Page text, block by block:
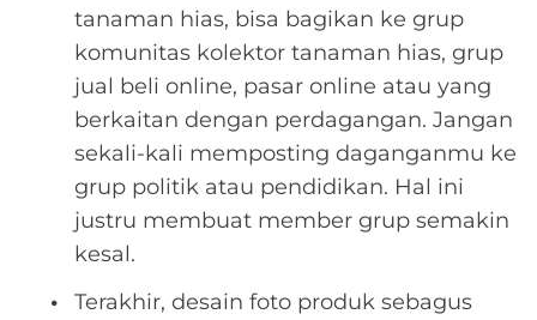
tanaman hias, bisa bagikan ke grup
komunitas kolektor tanaman hias, grup
jual beli online, pasar online atau yang
berkaitan dengan perdagangan. Jangan
sekali-kali memposting daganganmu ke
grup politik atau pendidikan. Hal ini
justru membuat member grup semakin
kesal.
Terakhir, desain foto produk sebagus